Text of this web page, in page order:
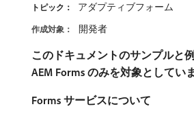
トピック： アダプティブフォーム
作成対象： 開発者
このドキュメントのサンプルと
AEM Forms のみを対象としていま
Forms サービスについて